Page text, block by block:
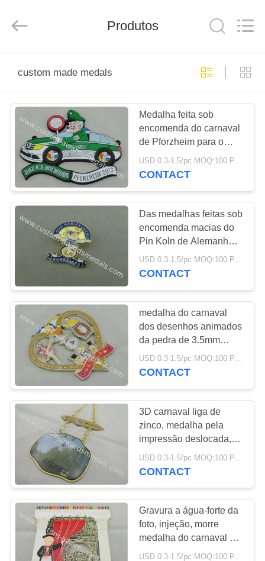
PRODUTOS
SOBRE
NÓS
EXCURSÃO
DA
FÁBRICA
CONTROLE
DA
QUALIDADE
CONTACTE-
NOS
NOTÍCIA
CASOS
MAPA
DO
SITE
PRIVACY
Rights
Reserved.
ECER
Produtos
custom made medals
Medalha feita sob
encomenda do carnaval
de Pforzheim para o
chapeamento
decorativo/do preto
USD 0.3-1.5/pc MOQ:100 PCes pelo projeto
CONTACT
Das medalhas feitas sob
encomenda macias do
Pin Koln de Alemanha
do esmalte do ferro
medalhões ligas de
USD 0.3-1.5/pc MOQ:100 PCes pelo projeto
CONTACT
medalha do carnaval
dos desenhos animados
da pedra de 3.5mm
Swaroviski/medalha liga
de zinco feita sob
USD 0.3-1.5/pc MOQ:100 PCes pelo projeto
CONTACT
3D carnaval liga de
zinco, medalha pela
impressão deslocada,
corrente longa do peltre
do metal do
CONTACT
Gravura a água-forte da
foto, injeção, morre
medalha do carnaval de
Senioren Karneval do
USD 0.3-1.5/pc MOQ:100 PCes pelo projeto